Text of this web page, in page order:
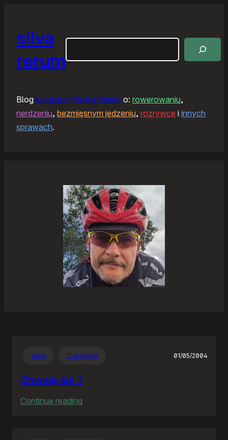
silva
rerum
Blog Łukasza Horodeckiego o: rowerowaniu,
nerdzeniu, bezmięsnym jedzeniu, rozrywce i innych
sprawach.
Varia Z Joggera 01/05/2004
Chwalę się :)
Continue reading